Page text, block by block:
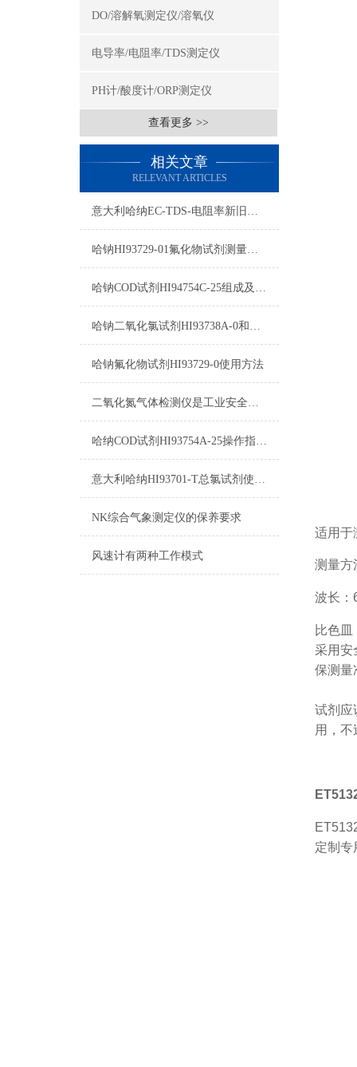
DO/溶解氧测定仪/溶氧仪
电导率/电阻率/TDS测定仪
PH计/酸度计/ORP测定仪
查看更多 >>
相关文章
RELEVANT ARTICLES
意大利哈纳EC-TDS-电阻率新旧型号对照表2015
哈钠HI93729-01氟化物试剂测量原理/量程/操作方法
哈钠COD试剂HI94754C-25组成及测量范围
哈钠二氧化氯试剂HI93738A-0和HI93738B-0使用方法
哈钠氟化物试剂HI93729-0使用方法
二氧化氮气体检测仪是工业安全生产中*的防护设备
哈纳COD试剂HI93754A-25操作指南及测量标准
意大利哈纳HI93701-T总氯试剂使用说明及详细参数
NK综合气象测定仪的保养要求
风速计有两种工作模式
适用于
测量方
波长：
比色
采用安
保测量
试剂应
用，
定制专